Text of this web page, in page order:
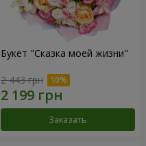
Букет "Сказка моей жизни"
2 443 грн
Заказать